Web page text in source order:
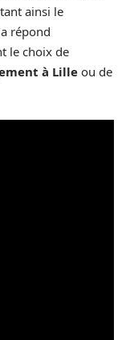
ainsi le
répond
le choix de
à Lilleou de